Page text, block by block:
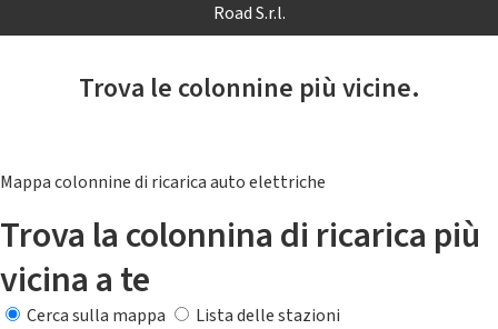
Road S.r.l.
Trova le colonnine più vicine.
Mappa colonnine di ricarica auto elettriche
Trova la colonnina di ricarica più
vicina a te
Cerca sulla mappa
Lista delle stazioni